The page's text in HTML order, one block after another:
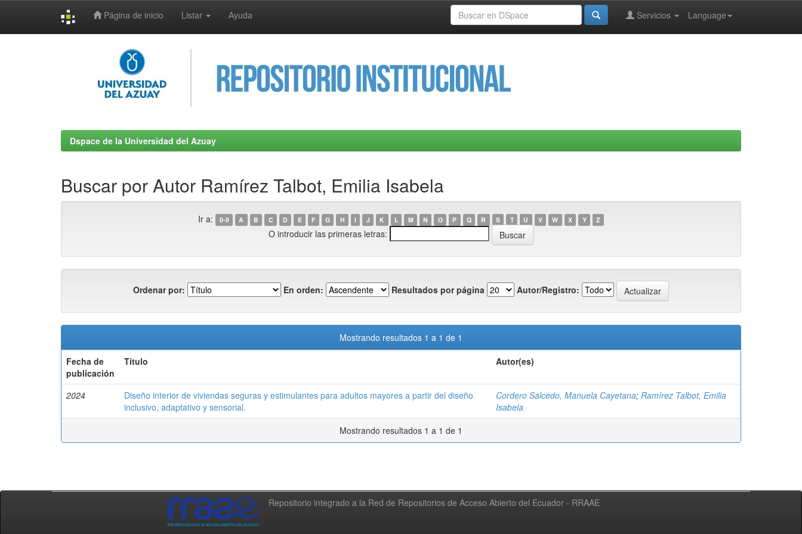
Página de inicio Listar Ayuda Language
Servicios
Dspace de la Universidad del Azuay
Buscar por Autor Ramírez Talbot, Emilia Isabela
Ir a: 0-9 A B C D E F G H I J K L M N O P Q R S T U V W X Y Z
O introducir las primeras letras:
Ordenar por: En orden: Resultados por página Autor/Registro:
Mostrando resultados 1 a 1 de 1
Fecha de
publicación
Título Autor(es)
2024
Diseño interior de viviendas seguras y estimulantes para adultos mayores a partir del diseño
inclusivo, adaptativo y sensorial.
Cordero Salcedo, Manuela Cayetana; Ramírez Talbot, Emilia
Isabela
Mostrando resultados 1 a 1 de 1
Repositorio integrado a la Red de Repositorios de Acceso Abierto del Ecuador - RRAAE